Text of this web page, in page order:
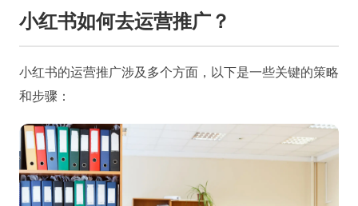
小红书如何去运营推广？
小红书的运营推广涉及多个方面，以下是一些关键的策略
和步骤：